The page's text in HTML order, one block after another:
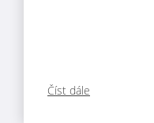
Číst dále